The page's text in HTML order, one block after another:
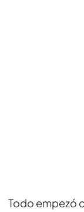
Todo empezó